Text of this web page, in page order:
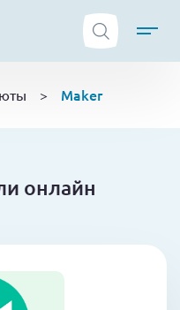
> Maker
онлайн